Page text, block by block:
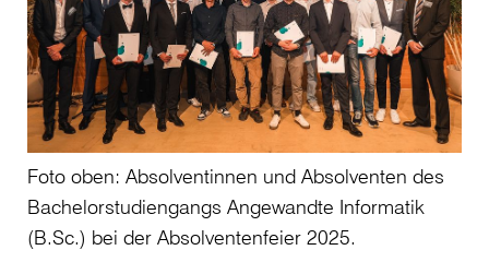
Foto oben: Absolventinnen und Absolventen des
Bachelorstudiengangs Angewandte Informatik
(B.Sc.) bei der Absolventenfeier 2025.